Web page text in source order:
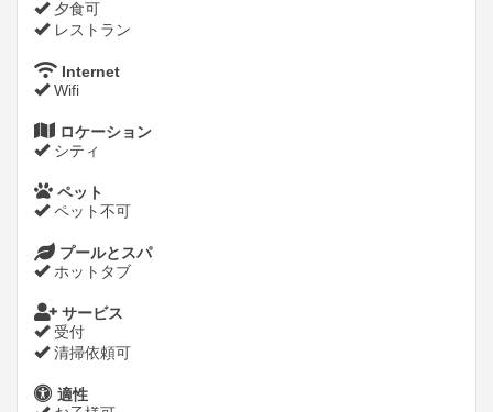
夕食可
レストラン
Internet
Wifi
ロケーション
シティ
ペット
ペット不可
プールとスパ
ホットタブ
サービス
受付
清掃依頼可
適性